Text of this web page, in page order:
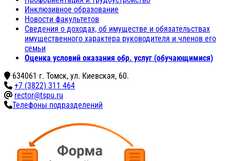
Инклюзивное образование
Новости факультетов
Сведения о доходах, об имуществе и обязательствах
имущественного характера руководителя и членов его
семьи
Оценка условий оказания обр. услуг (обучающимися)
634061 г. Томск, ул. Киевская, 60.
+7 (3822) 311 464
rector@tspu.ru
Телефоны подразделений